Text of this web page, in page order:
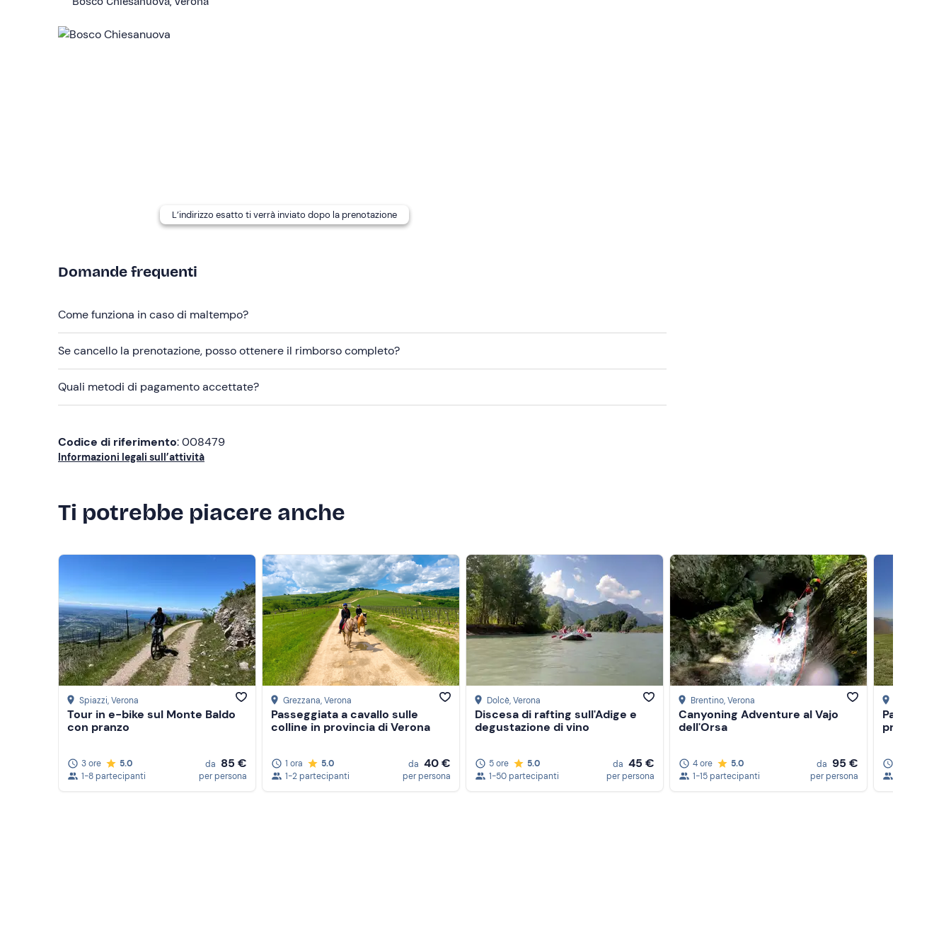
di18 partecipanti.
Non dimenticare di portare
Pranzo al pacco (opzionale)
L’indirizzo esatto ti verrà inviato dopo la prenotazione
Domande frequenti
Come funziona in caso di maltempo?
Se cancello la prenotazione, posso ottenere il rimborso completo?
Quali metodi di pagamento accettate?
Codice di riferimento: 008479
Informazioni legali sull’attività
Ti potrebbe piacere anche
Spiazzi, Verona
Tour in e-bike sul Monte Baldo
con pranzo
3 ore
5.0
1-8 partecipanti
da 85 €
per persona
Grezzana, Verona
Passeggiata a cavallo sulle
colline in provincia di Verona
1 ora
5.0
1-2 partecipanti
da 40 €
per persona
Dolcè, Verona
Discesa di rafting sull'Adige e
degustazione di vino
5 ore
5.0
1-50 partecipanti
da 45 €
per persona
Brentino, Verona
Canyoning Adventure al Vajo
dell'Orsa
4 ore
5.0
1-15 partecipanti
da 95 €
per persona
provincia di